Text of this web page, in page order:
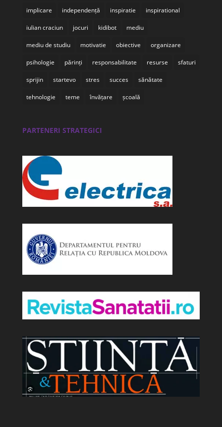
implicare independență inspiratie inspirational
iulian craciun jocuri kidibot mediu
mediu de studiu motivatie obiective organizare
psihologie părinți responsabilitate resurse sfaturi
sprijin startevo stres succes sănătate
tehnologie teme învățare școală
PARTENERI STRATEGICI